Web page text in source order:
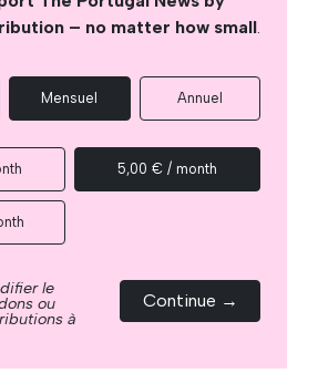
– no matter how small.
Mensuel Annuel
5,00 € / month
le
ou
à
Continue →